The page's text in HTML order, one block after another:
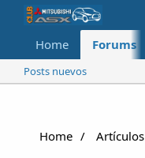
Home Forums
Posts nuevos
Home Artículos